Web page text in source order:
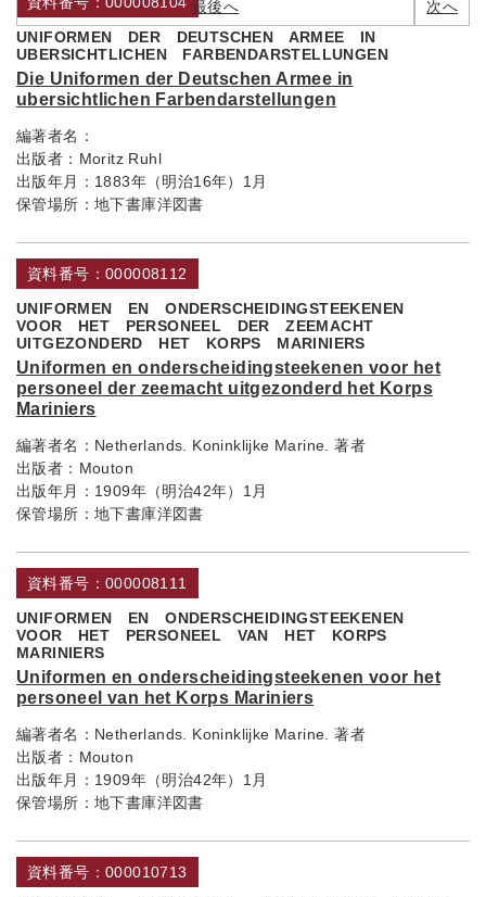
次へ
最後へ
UNIFORMEN DER DEUTSCHEN ARMEE IN
UBERSICHTLICHEN FARBENDARSTELLUNGEN
Die Uniformen der Deutschen Armee in
ubersichtlichen Farbendarstellungen
編著者名：
出版者： Moritz Ruhl
出版年月： 1883年（明治16年）1月
保管場所： 地下書庫洋図書
資料番号：000008112
UNIFORMEN EN ONDERSCHEIDINGSTEEKENEN
VOOR HET PERSONEEL DER ZEEMACHT
UITGEZONDERD HET KORPS MARINIERS
Uniformen en onderscheidingsteekenen voor het
personeel der zeemacht uitgezonderd het Korps
Mariniers
編著者名： Netherlands. Koninklijke Marine. 著者
出版者： Mouton
出版年月： 1909年（明治42年）1月
保管場所： 地下書庫洋図書
資料番号：000008111
UNIFORMEN EN ONDERSCHEIDINGSTEEKENEN
VOOR HET PERSONEEL VAN HET KORPS
MARINIERS
Uniformen en onderscheidingsteekenen voor het
personeel van het Korps Mariniers
編著者名： Netherlands. Koninklijke Marine. 著者
出版者： Mouton
出版年月： 1909年（明治42年）1月
保管場所： 地下書庫洋図書
資料番号：000010713